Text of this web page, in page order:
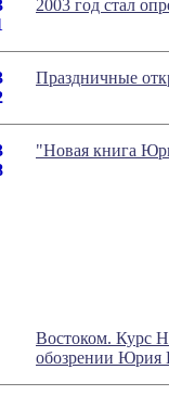
2003 год стал
Праздничные
"Новая книга
Востоком. Курс
обозрении Юрия